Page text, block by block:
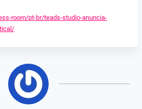
room/pt-br/teads-studio-anuncia-